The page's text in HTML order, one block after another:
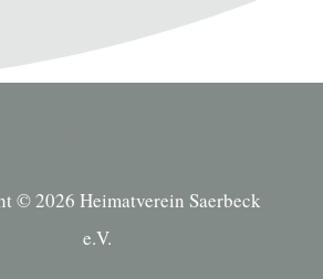
© 2026 Heimatverein Saerbeck
e.V.